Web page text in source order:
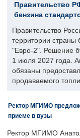
Правительство
бензина
Правительство
территории страны
"Евро-2". Решение
1 июля 2027 года.
обязаны
продаваемого
Ректор МГИМО
приеме в вузы
Ректор МГИМО